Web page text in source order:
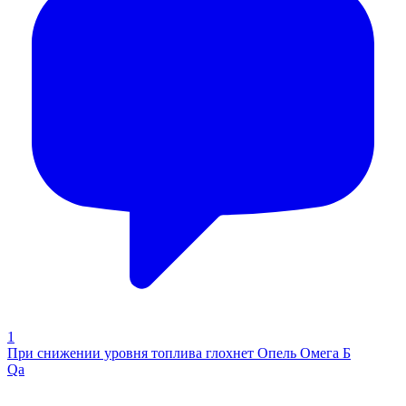
1
При снижении уровня топлива глохнет Опель Омега Б
Qa